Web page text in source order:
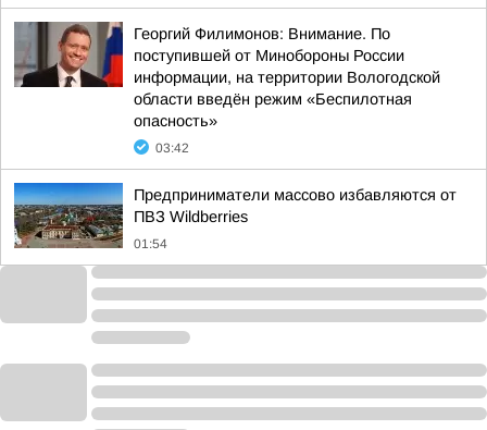
Георгий Филимонов: Внимание. По
поступившей от Минобороны России
информации, на территории Вологодской
области введён режим «Беспилотная
опасность»
03:42
Предприниматели массово избавляются от
ПВЗ Wildberries
01:54